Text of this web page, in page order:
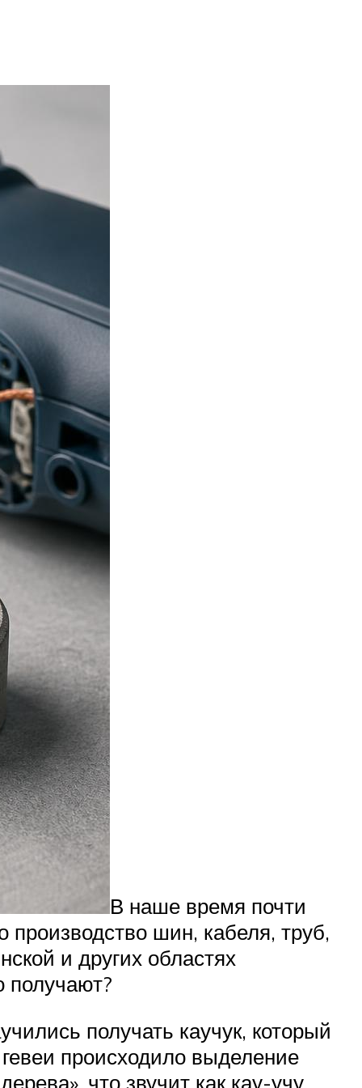
В наше время почти
производство шин, кабеля, труб,
и других областях
получают?
получать каучук, который
происходило выделение
что звучит как кау-учу.